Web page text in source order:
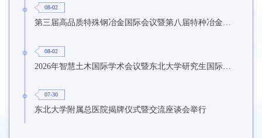
08-02
第三届高品质特殊钢冶金国际会议暨第八届特种冶金技术学术会议在东北大学召开
08-02
2026年智慧土木国际学术会议暨东北大学研究生国际暑期学校第九期在东北大学召开
07-30
东北大学附属总医院揭牌仪式暨交流座谈会举行